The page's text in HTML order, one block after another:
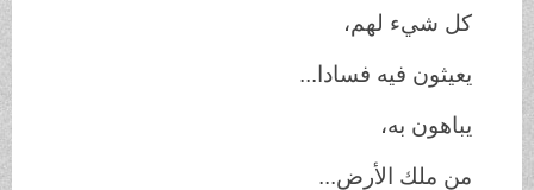
كل شيء لهم،
يعيثون فيه فسادا...
يباهون به،
من ملك الأرض...